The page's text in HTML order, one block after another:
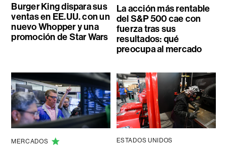
Burger King dispara sus
ventas en EE.UU. con un
nuevo Whopper y una
promoción de Star Wars
La acción más rentable
del S&P 500 cae con
fuerza tras sus
resultados: qué
preocupa al mercado
MERCADOS ESTADOS UNIDOS